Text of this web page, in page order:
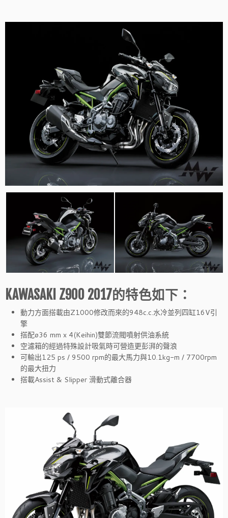
KAWASAKI Z900 2017的特色如下：
動力方面搭載由Z1000修改而來的948c.c.水冷並列四缸16V引
擎
搭配ø36 mm x 4(Keihin)雙節流閥噴射供油系統
空濾箱的經過特殊設計吸氣時可營造更彭湃的聲浪
可輸出125 ps / 9500 rpm的最大馬力與10.1kg-m / 7700rpm
的最大扭力
搭載Assist & Slipper 滑動式離合器